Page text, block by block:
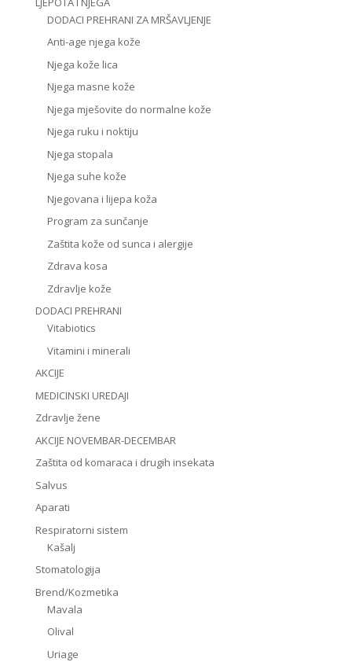
DODACI PREHRANI ZA MRŠAVLJENJE
Anti-age njega kože
Njega kože lica
Njega masne kože
Njega mješovite do normalne kože
Njega ruku i noktiju
Njega stopala
Njega suhe kože
Njegovana i lijepa koža
Program za sunčanje
Zaštita kože od sunca i alergije
Zdrava kosa
Zdravlje kože
DODACI PREHRANI
Vitabiotics
Vitamini i minerali
AKCIJE
MEDICINSKI UREDAJI
Zdravlje žene
AKCIJE NOVEMBAR-DECEMBAR
Zaštita od komaraca i drugih insekata
Salvus
Aparati
Respiratorni sistem
Kašalj
Stomatologija
Brend/Kozmetika
Mavala
Olival
Uriage